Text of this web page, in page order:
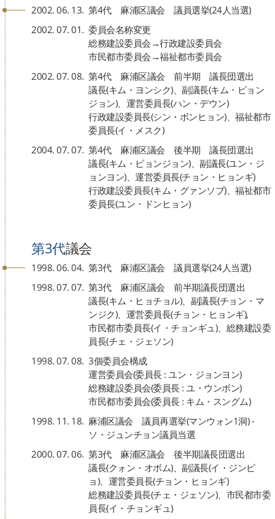
2002. 06. 13. 第4代 麻浦区議会 議員選挙(24人当選)
2002. 07. 01. 委員会名称変更
総務建設委員会→行政建設委員会
市民都市委員会→福祉都市委員会
2002. 07. 08. 第4代 麻浦区議会 前半期 議長団選出
議長(キム・ヨンシク)、副議長(キム・ピョン
ジョン)、運営委員長(ハン・デウン)
行政建設委員長(シン・ボンヒョン)、福祉都市
委員長(イ・メスク)
2004. 07. 07. 第4代 麻浦区議会 後半期 議長団選出
議長(キム・ピョンジョン)、副議長(ユン・ジ
ョンヨン)、運営委員長(チョン・ヒョンギ)
行政建設委員長(キム・グァンソブ)、福祉都市
委員長(ユン・ドンヒョン)
第3代議会
1998. 06. 04. 第3代 麻浦区議会 議員選挙(24人当選)
1998. 07. 07. 第3代 麻浦区議会 前半期議長団選出
議長(キム・ヒョチョル)、副議長(チョン・マ
ンジク)、運営委員長(チョン・ヒョンギ),
市民都市委員長(イ・チョンギュ)、総務建設委
員長(チェ・ジェソン)
1998. 07. 08. 3個委員会構成
運営委員会(委員長 : ユン・ジョンヨン)
総務建設委員会(委員長 : ユ・ウンボン)
市民都市委員会(委員長 : キム・スングム)
1998. 11. 18. 麻浦区議会 議員再選挙(マンウォン1洞) -
ソ・ジュンチョン議員当選
2000. 07. 06. 第3代 麻浦区議会 後半期議長団選出
議長(クォン・オボム)、副議長(イ・ジンピ
ョ)、運営委員長(チョン・ヒョンギ)
総務建設委員長(チェ・ジェソン)、市民都市委
員長(イ・チョンギュ)